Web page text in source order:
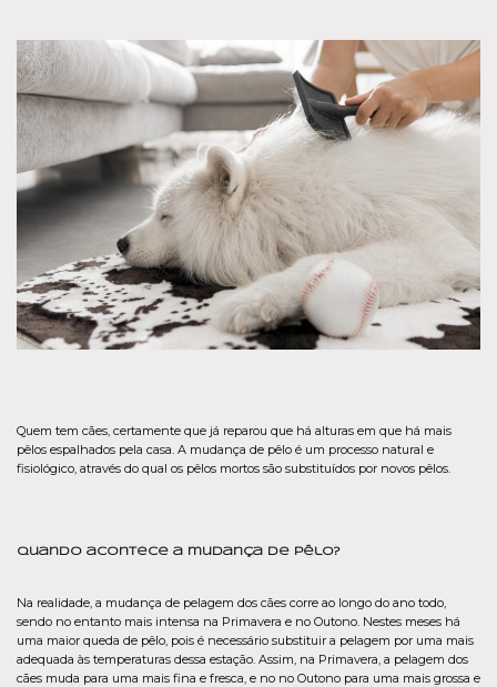
Quem tem cães, certamente que já reparou que há alturas em que há mais
pêlos espalhados pela casa. A mudança de pêlo é um processo natural e
fisiológico, através do qual os pêlos mortos são substituídos por novos pêlos.
quando acontece a mudança de pêlo?
Na realidade, a mudança de pelagem dos cães corre ao longo do ano todo,
sendo no entanto mais intensa na Primavera e no Outono. Nestes meses há
uma maior queda de pêlo, pois é necessário substituir a pelagem por uma mais
adequada às temperaturas dessa estação. Assim, na Primavera, a pelagem dos
cães muda para uma mais fina e fresca, e no no Outono para uma mais grossa e